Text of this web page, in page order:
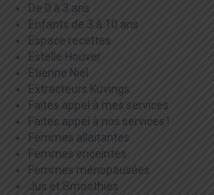
De 0 à 3 ans
Enfants de 3 à 10 ans
Espace recettes
Estelle Houver
Etienne Niel
Extracteurs Kuvings
Faites appel à mes services
Faites appel à nos services !
Femmes allaitantes
Femmes enceintes
Femmes ménopausées
Jus et Smoothies